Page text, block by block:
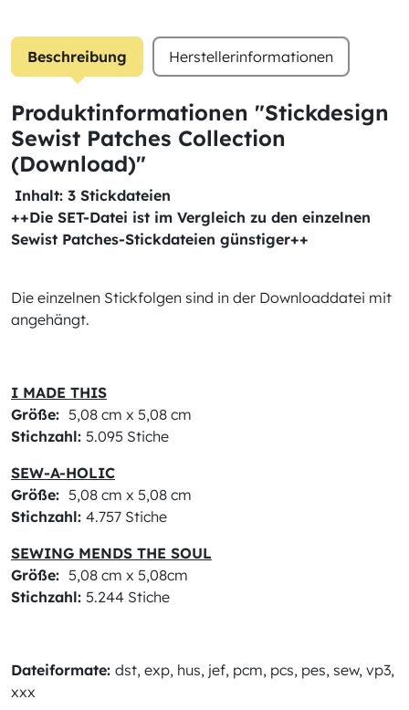
Beschreibung Herstellerinformationen
Produktinformationen "Stickdesign
Sewist Patches Collection
(Download)"
Inhalt: 3 Stickdateien
++Die SET-Datei ist im Vergleich zu den einzelnen
Sewist Patches-Stickdateien günstiger++
Die einzelnen Stickfolgen sind in der Downloaddatei mit
angehängt.
I MADE THIS
Größe: 5,08 cm x 5,08 cm
Stichzahl: 5.095 Stiche
SEW-A-HOLIC
Größe: 5,08 cm x 5,08 cm
Stichzahl: 4.757 Stiche
SEWING MENDS THE SOUL
Größe: 5,08 cm x 5,08cm
Stichzahl: 5.244 Stiche
Dateiformate: dst, exp, hus, jef, pcm, pcs, pes, sew, vp3,
xxx